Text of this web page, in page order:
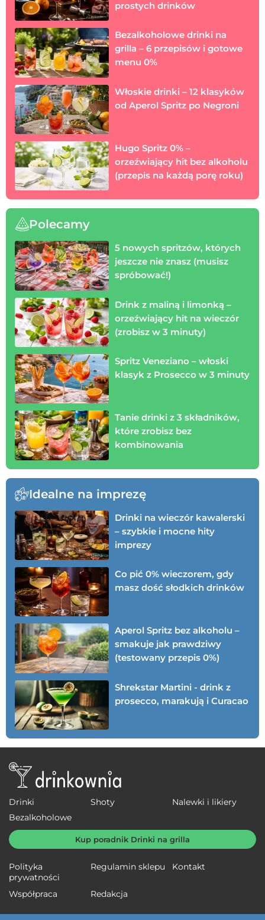
prostych drinków
Bezalkoholowe drinki na
grilla – 6 przepisów i gotowe
menu 0%
Włoskie drinki – 12 klasyków
od Aperol Spritz po Negroni
Hugo Spritz 0% –
orzeźwiający hit bez alkoholu
(przepis na każdą porę roku)
Polecamy
5 nowych spritzów, których
jeszcze nie znasz (musisz
spróbować!)
Drink z maliną i limonką –
orzeźwiający hit na wieczór
(zrobisz w 3 minuty)
Spritz Veneziano – włoski
klasyk z Prosecco w 3 minuty
Tanie drinki z 3 składników,
które zrobisz bez
kombinowania
Idealne na imprezę
Drinki na wieczór kawalerski
– szybkie i mocne hity
imprezy
Co pić 0% wieczorem, gdy
masz dość słodkich drinków
Aperol Spritz bez alkoholu –
smakuje jak prawdziwy
(testowany przepis 0%)
Shrekstar Martini - drink z
prosecco, marakują i Curacao
Drinki Shoty
Nalewki i likiery
Bezalkoholowe
Kup poradnik Drinki na grilla
Polityka
prywatności
Regulamin sklepu Kontakt
Współpraca Redakcja